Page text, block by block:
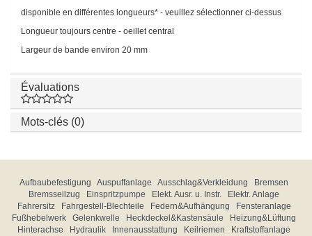
disponible en différentes longueurs* - veuillez sélectionner ci-dessus
Longueur toujours centre - oeillet central
Largeur de bande environ 20 mm
Évaluations
Mots-clés (0)
Aufbaubefestigung Auspuffanlage Ausschlag&Verkleidung
Bremsen
Bremsseilzug
Einspritzpumpe Elekt. Ausr. u. Instr.
Elektr. Anlage
Fahrersitz
Fahrgestell-Blechteile Federn&Aufhängung
Fensteranlage
Fußhebelwerk
Gelenkwelle Heckdeckel&Kastensäule
Heizung&Lüftung
Hinterachse
Hydraulik Innenausstattung Keilriemen
Kraftstoffanlage